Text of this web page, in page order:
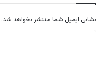
نشانی ایمیل شما منتشر نخواهد شد.